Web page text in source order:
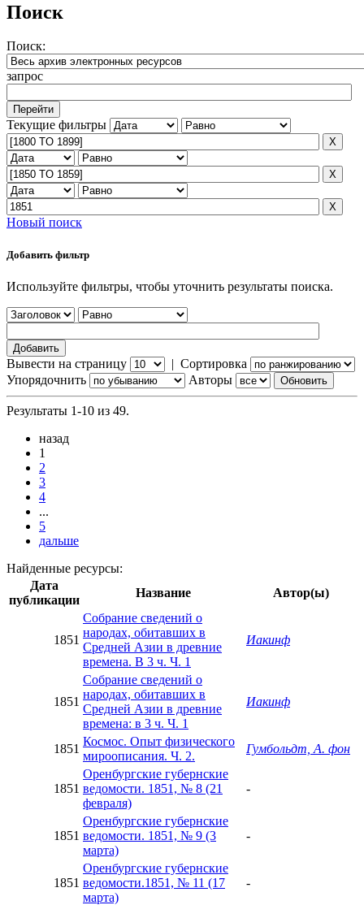
Поиск
Поиск:
запрос
Текущие фильтры
Новый поиск
Добавить фильтр
Используйте фильтры, чтобы уточнить результаты поиска.
Вывести на страницу | Сортировка
Упорядочнить
Авторы
Результаты 1-10 из 49.
назад
1
2
3
4
...
5
дальше
Найденные ресурсы:
Дата
публикации
Название Автор(ы)
1851
Собрание сведений о
народах, обитавших в
Средней Азии в древние
времена. В 3 ч. Ч. 1
Иакинф
1851
Собрание сведений о
народах, обитавших в
Средней Азии в древние
времена: в 3 ч. Ч. 1
Иакинф
1851
Космос. Опыт физического
мироописания. Ч. 2.
Гумбольдт, А. фон
1851
Оренбургские губернские
ведомости. 1851, № 8 (21
февраля)
-
1851
Оренбургские губернские
ведомости. 1851, № 9 (3
марта)
-
1851
Оренбургские губернские
ведомости.1851, № 11 (17
марта)
-